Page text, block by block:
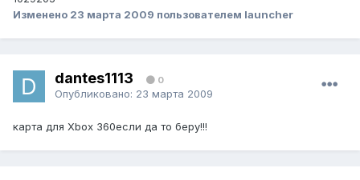
Изменено 23 марта 2009 пользователем launcher
dantes1113 0
Опубликовано: 23 марта 2009
карта для Xbox 360если да то беру!!!